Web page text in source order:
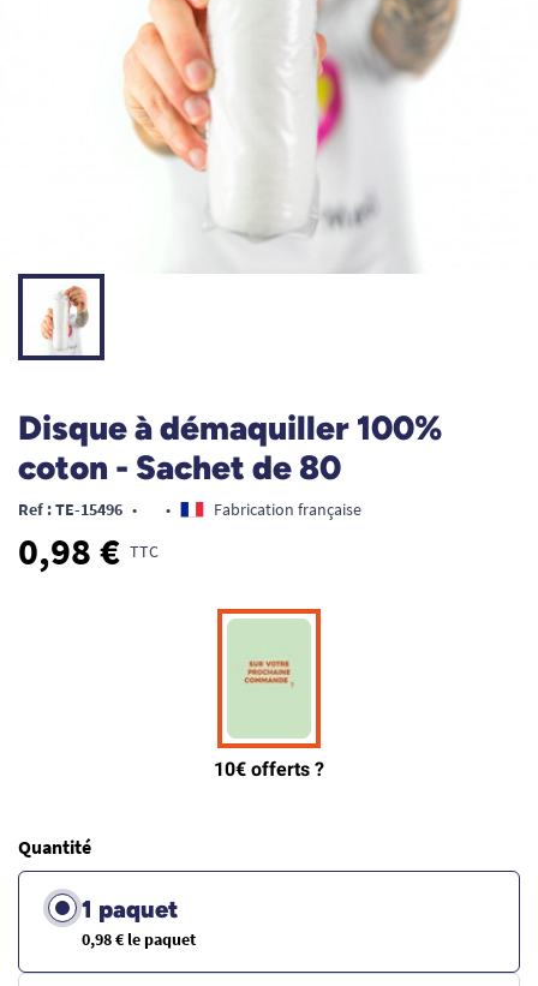
Disque à démaquiller 100%
coton - Sachet de 80
Ref : TE-15496 • • Fabrication française
0,98 € TTC
Quantité
1 paquet
0,98 € le paquet